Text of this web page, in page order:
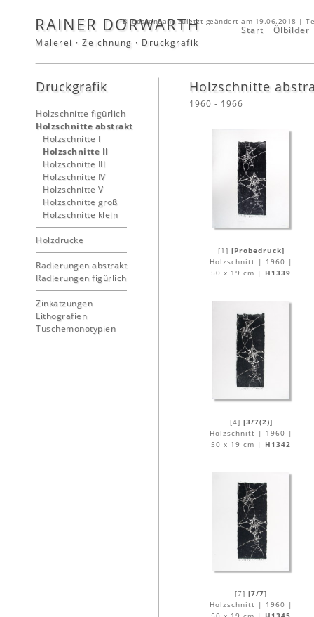
RAINER DORWARTH
Malerei · Zeichnung · Druckgrafik
Start Ölbilder
Druckgrafik
Holzschnitte figürlich
Holzschnitte abstrakt
Holzschnitte I
Holzschnitte II
Holzschnitte III
Holzschnitte IV
Holzschnitte V
Holzschnitte groß
Holzschnitte klein
Holzdrucke
Radierungen abstrakt
Radierungen figürlich
Zinkätzungen
Lithografien
Tuschemonotypien
Holzschnitte
1960 - 1966
[1] [Probedruck]
Holzschnitt | 1960 |
50 x 19 cm |
H1339
[4] [3/7(2)]
Holzschnitt | 1960 |
50 x 19 cm |
H1342
[7] [7/7]
Holzschnitt | 1960 |
Bilddatenbank zuletzt geändert am 19.06.2018 |